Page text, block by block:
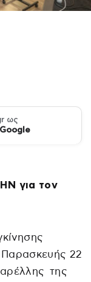
ως
για τον
22
της